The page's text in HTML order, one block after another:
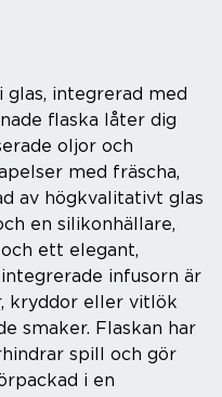
glas, integrerad med
flaska låter dig
oljor och
med fräscha,
av högkvalitativt glas
en silikonhällare,
ett elegant,
infusorn är
kryddor eller vitlök
smaker. Flaskan har
spill och gör
i en